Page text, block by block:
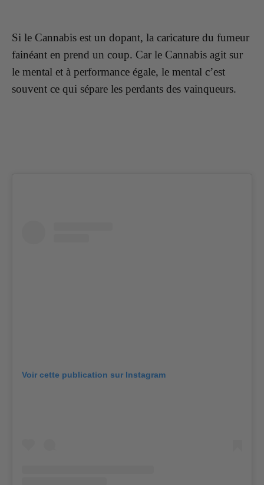
Si le Cannabis est un dopant, la caricature du fumeur
fainéant en prend un coup. Car le Cannabis agit sur
le mental et à performance égale, le mental c’est
souvent ce qui sépare les perdants des vainqueurs.
Voir cette publication sur Instagram